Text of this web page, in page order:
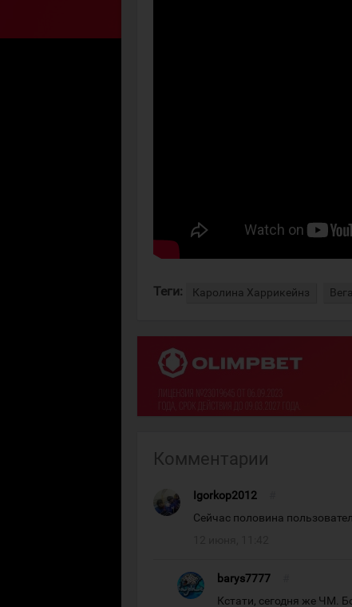
Теги: Каролина Харрикейнз
Комментарии
Igorkop2012
Сейчас половина
barys7777
Кстати, сегодня же ЧМ.